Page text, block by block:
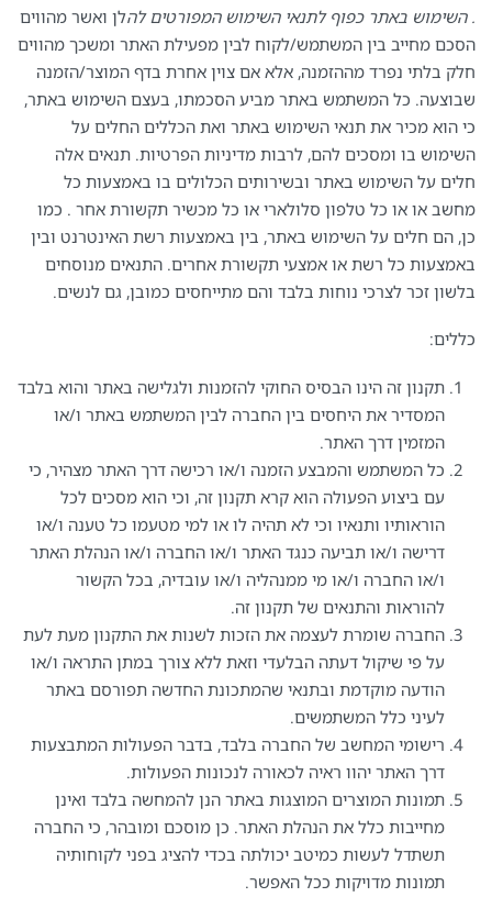
. השימוש באתר כפוף לתנאי השימוש המפורטים להלן ואשר מהווים
הסכם מחייב בין המשתמש/לקוח לבין מפעילת האתר ומשכך מהווים
חלק בלתי נפרד מההזמנה, אלא אם צוין אחרת בדף המוצר/הזמנה
שבוצעה. כל המשתמש באתר מביע הסכמתו, בעצם השימוש באתר,
כי הוא מכיר את תנאי השימוש באתר ואת הכללים החלים על
השימוש בו ומסכים להם, לרבות מדיניות הפרטיות. תנאים אלה
חלים על השימוש באתר ובשירותים הכלולים בו באמצעות כל
מחשב או או כל טלפון סלולארי או כל מכשיר תקשורת אחר . כמו
כן, הם חלים על השימוש באתר, בין באמצעות רשת האינטרנט ובין
באמצעות כל רשת או אמצעי תקשורת אחרים. התנאים מנוסחים
בלשון זכר לצרכי נוחות בלבד והם מתייחסים כמובן, גם לנשים.
כללים:
תקנון זה הינו הבסיס החוקי להזמנות ולגלישה באתר והוא בלבד
המסדיר את היחסים בין החברה לבין המשתמש באתר ו/או
המזמין דרך האתר.
כל המשתמש והמבצע הזמנה ו/או רכישה דרך האתר מצהיר, כי
עם ביצוע הפעולה הוא קרא תקנון זה, וכי הוא מסכים לכל
הוראותיו ותנאיו וכי לא תהיה לו או למי מטעמו כל טענה ו/או
דרישה ו/או תביעה כנגד האתר ו/או החברה ו/או הנהלת האתר
ו/או החברה ו/או מי ממנהליה ו/או עובדיה, בכל הקשור
להוראות והתנאים של תקנון זה.
החברה שומרת לעצמה את הזכות לשנות את התקנון מעת לעת
על פי שיקול דעתה הבלעדי וזאת ללא צורך במתן התראה ו/או
הודעה מוקדמת ובתנאי שהמתכונת החדשה תפורסם באתר
לעיני כלל המשתמשים.
רישומי המחשב של החברה בלבד, בדבר הפעולות המתבצעות
דרך האתר יהוו ראיה לכאורה לנכונות הפעולות.
תמונות המוצרים המוצגות באתר הנן להמחשה בלבד ואינן
מחייבות כלל את הנהלת האתר. כן מוסכם ומובהר, כי החברה
תשתדל לעשות כמיטב יכולתה בכדי להציג בפני לקוחותיה
תמונות מדויקות ככל האפשר.